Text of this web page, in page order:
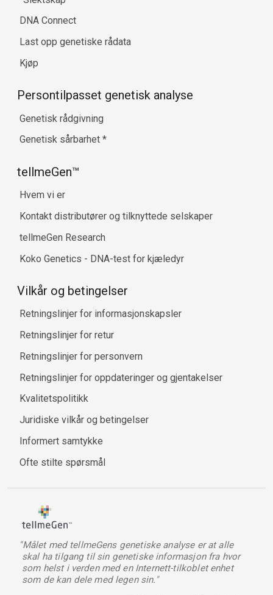
DNA Connect
Last opp genetiske rådata
Kjøp
Persontilpasset genetisk analyse
Genetisk rådgivning
Genetisk sårbarhet *
tellmeGen™
Hvem vi er
Kontakt distributører og tilknyttede selskaper
tellmeGen Research
Koko Genetics - DNA-test for kjæledyr
Vilkår og betingelser
Retningslinjer for informasjonskapsler
Retningslinjer for retur
Retningslinjer for personvern
Retningslinjer for oppdateringer og gjentakelser
Kvalitetspolitikk
Juridiske vilkår og betingelser
Informert samtykke
Ofte stilte spørsmål
"Målet med tellmeGens genetiske analyse er at alle
skal ha tilgang til sin genetiske informasjon fra hvor
som helst i verden med en Internett-tilkoblet enhet
som de kan dele med legen sin."